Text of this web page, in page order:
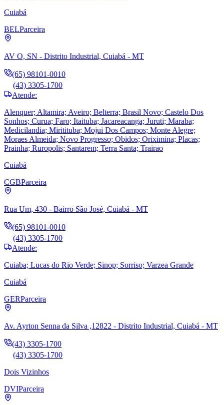
Cuiabá
BELParceira
AV O, SN - Distrito Industrial, Cuiabá - MT
(65) 98101-0010
(43) 3305-1700
Atende:
Alenquer; Altamira; Aveiro; Belterra; Brasil Novo; Castelo Dos
Sonhos; Curua; Faro; Itaituba; Jacareacanga; Juruti; Maraba;
Medicilandia; Miritituba; Mojui Dos Campos; Monte Alegre;
Moraes Almeida; Novo Progresso; Obidos; Oriximina; Placas;
Prainha; Ruropolis; Santarem; Terra Santa; Trairao
Cuiabá
CGBParceira
Rua Um, 430 - Bairro São José, Cuiabá - MT
(65) 98101-0010
(43) 3305-1700
Atende:
Cuiaba; Lucas do Rio Verde; Sinop; Sorriso; Varzea Grande
Cuiabá
GERParceira
Av. Ayrton Senna da Silva ,12822 - Distrito Industrial, Cuiabá - MT
(43) 3305-1700
(43) 3305-1700
Dois Vizinhos
DVIParceira